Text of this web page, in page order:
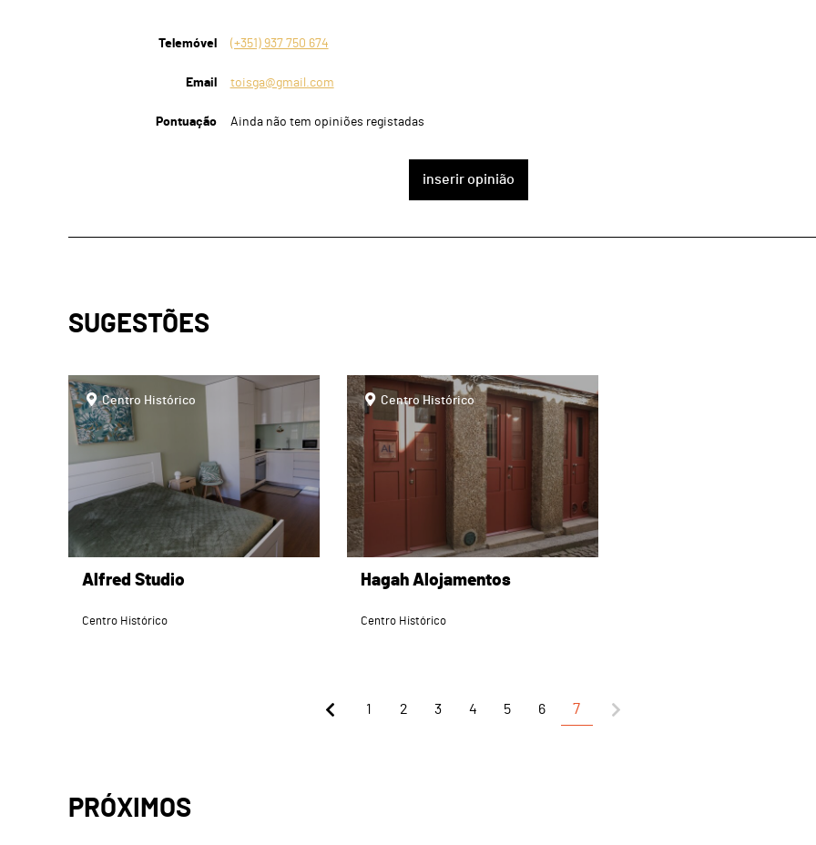
Telemóvel (+351) 937 750 674
Email toisga@gmail.com
Pontuação Ainda não tem opiniões registadas
inserir opinião
SUGESTÕES
pageCentro Histórico
Alfred Studio
Centro Histórico
pageCentro Histórico
Hagah Alojamentos
Centro Histórico
1 2 3 4 5 6 7
PRÓXIMOS